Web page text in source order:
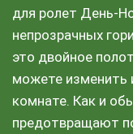
для ролет День-
непрозрачных
это двойное
можете изменить
комнате. Как и
предотвращают